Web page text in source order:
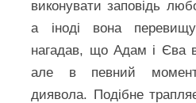
виконувати заповідь
а іноді вона
нагадав, що Адам і Єва
але в певний
диявола. Подібне